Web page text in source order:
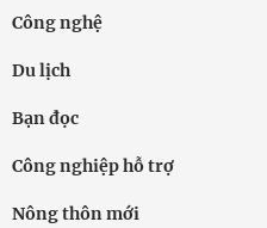
Công nghệ
Du lịch
Bạn đọc
Công nghiệp hỗ trợ
Nông thôn mới